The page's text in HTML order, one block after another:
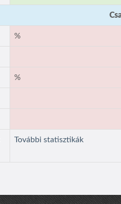
%
%
További statisztikák